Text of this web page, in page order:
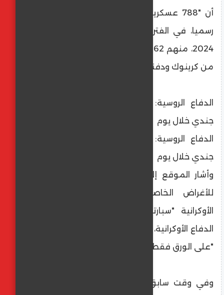
أن "788 عسكريا سجلوا في عداد المفقودين
من كرينوك ودفنهم في أراضي أوكرانيا".
جندي خلال يوم
جندي خلال يوم
وأشار الموقع إلى أن اللواء الثالث المنفصل
للأغراض الخاصة التابع للقوات المسلحة
الأوكرانية "سبارتان" اختفى من تقارير قوات
الدفاع الأوكرانية، وهو موجود في الوقت الحالي
"على الورق فقط".
وفي وقت سابق، صرح أحد الجنود الأوكرانيين